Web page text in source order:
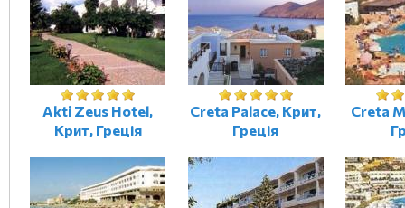
Akti Zeus Hotel,
Крит, Греція
Creta Palace, Крит,
Греція
Creta